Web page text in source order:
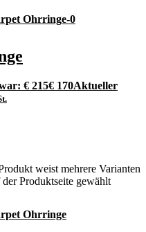
€ 215€ 170Aktueller
weist mehrere Varianten
Produktseite gewählt